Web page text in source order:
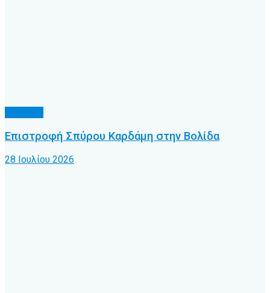
Επιστροφή Σπύρου Καρδάμη στην Βολίδα
28 Ιουλίου 2026